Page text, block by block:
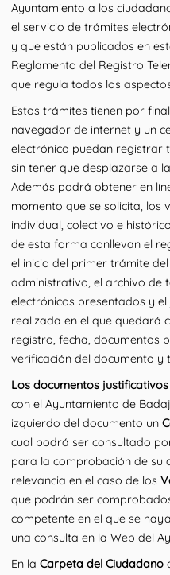
Ayuntamiento a los
el servicio de trámites
y que están publicados en
Reglamento del Registro
que regula todos los
Estos trámites tienen por
navegador de internet y un
electrónico puedan registrar
sin tener que desplazarse a
Además podrá obtener en
momento que se solicita, los
individual, colectivo e
de esta forma conllevan el
el inicio del primer trámite
administrativo, el archivo de
electrónicos presentados y
realizada en el que quedará
registro, fecha, documentos
verificación del documento y
Los documentos
con el Ayuntamiento de
izquierdo del documento un
cual podrá ser consultado
para la comprobación de su
relevancia en el caso de los
que podrán ser
competente en el que se
una consulta en la Web del
En la Carpeta del Ciudadano